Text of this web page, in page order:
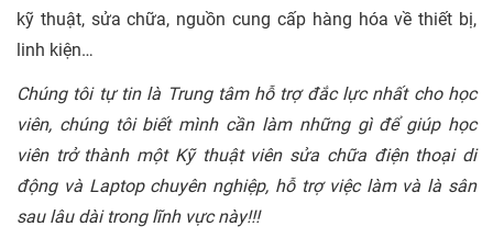
kỹ thuật, sửa chữa, nguồn cung cấp hàng hóa về thiết bị,
linh kiện…
Chúng tôi tự tin là Trung tâm hỗ trợ đắc lực nhất cho học
viên, chúng tôi biết mình cần làm những gì để giúp học
viên trở thành một Kỹ thuật viên sửa chữa điện thoại di
động và Laptop chuyên nghiệp, hỗ trợ việc làm và là sân
sau lâu dài trong lĩnh vực này!!!